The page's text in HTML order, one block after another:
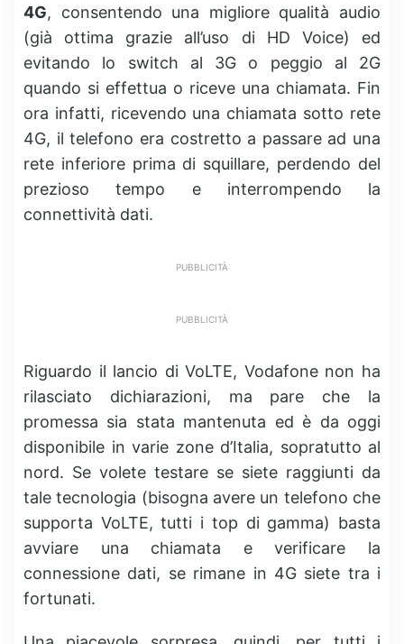
4G, consentendo una migliore qualità audio
(già ottima grazie all’uso di HD Voice) ed
evitando lo switch al 3G o peggio al 2G
quando si effettua o riceve una chiamata. Fin
ora infatti, ricevendo una chiamata sotto rete
4G, il telefono era costretto a passare ad una
rete inferiore prima di squillare, perdendo del
prezioso tempo e interrompendo la
connettività dati.
PUBBLICITÀ
PUBBLICITÀ
Riguardo il lancio di VoLTE, Vodafone non ha
rilasciato dichiarazioni, ma pare che la
promessa sia stata mantenuta ed è da oggi
disponibile in varie zone d’Italia, sopratutto al
nord. Se volete testare se siete raggiunti da
tale tecnologia (bisogna avere un telefono che
supporta VoLTE, tutti i top di gamma) basta
avviare una chiamata e verificare la
connessione dati, se rimane in 4G siete tra i
fortunati.